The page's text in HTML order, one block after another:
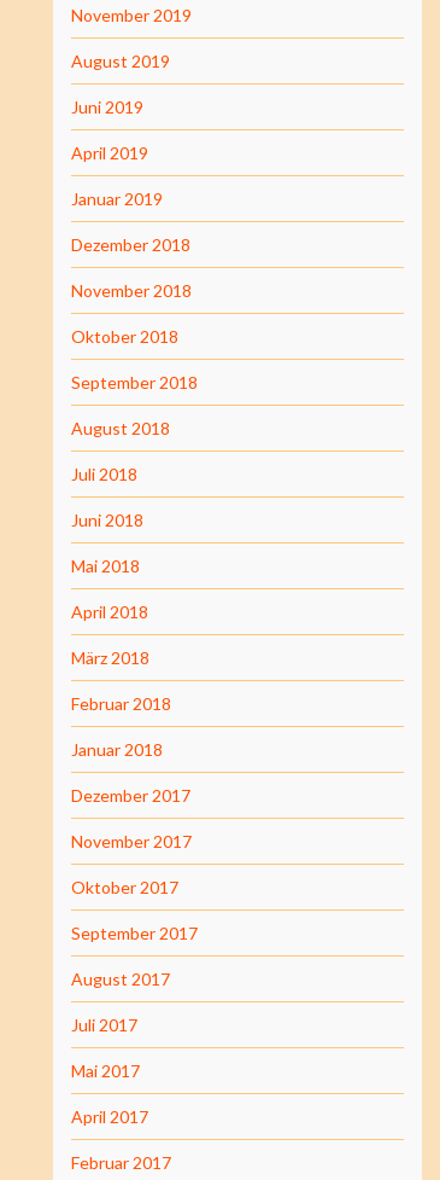
November 2019
August 2019
Juni 2019
April 2019
Januar 2019
Dezember 2018
November 2018
Oktober 2018
September 2018
August 2018
Juli 2018
Juni 2018
Mai 2018
April 2018
März 2018
Februar 2018
Januar 2018
Dezember 2017
November 2017
Oktober 2017
September 2017
August 2017
Juli 2017
Mai 2017
April 2017
Februar 2017